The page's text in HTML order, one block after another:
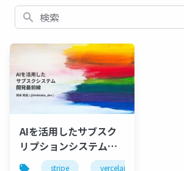
検索
AIを活用したサブスク
リプションシステム開
発の最前線 - jpstripes
stripe vercelai